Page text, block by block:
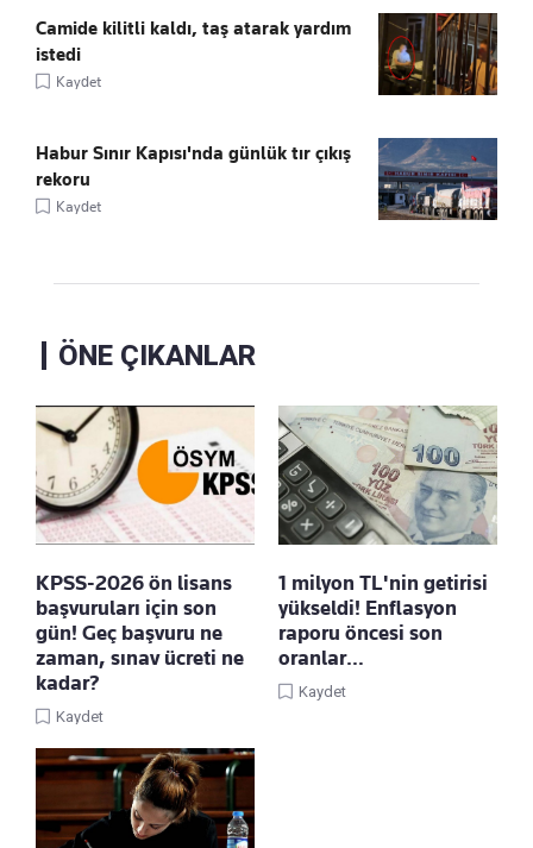
Camide kilitli kaldı, taş atarak yardım
istedi
Kaydet
Habur Sınır Kapısı'nda günlük tır çıkış
rekoru
Kaydet
ÖNE ÇIKANLAR
KPSS-2026 ön lisans
başvuruları için son
gün! Geç başvuru ne
zaman, sınav ücreti ne
kadar?
Kaydet
1 milyon TL'nin getirisi
yükseldi! Enflasyon
raporu öncesi son
oranlar…
Kaydet